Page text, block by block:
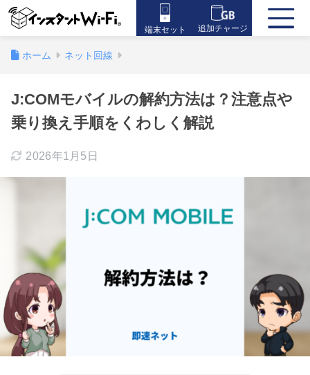
端末セット 追加チャージ
ホーム ネット回線
J:COMモバイルの解約方法は？注意点や
乗り換え手順をくわしく解説
2026年1月5日